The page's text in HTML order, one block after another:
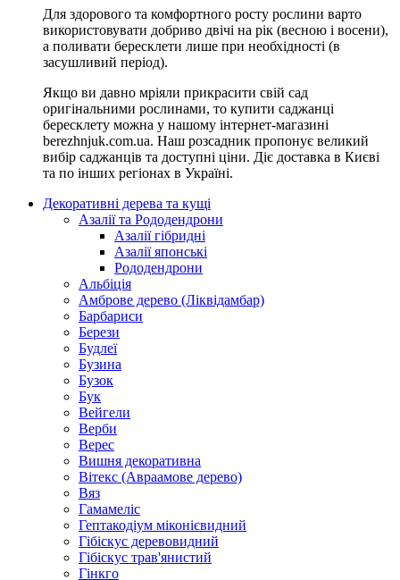
Для здорового та комфортного росту рослини варто
використовувати добриво двічі на рік (весною і восени),
а поливати бересклети лише при необхідності (в
засушливий період).
Якщо ви давно мріяли прикрасити свій сад
оригінальними рослинами, то купити саджанці
бересклету можна у нашому інтернет-магазині
berezhnjuk.com.ua. Наш розсадник пропонує великий
вибір саджанців та доступні ціни. Діє доставка в Києві
та по інших регіонах в Україні.
Декоративні дерева та кущі
Азалії та Рододендрони
Азалії гібридні
Азалії японські
Рододендрони
Альбіція
Амброве дерево (Ліквідамбар)
Барбариси
Берези
Будлеї
Бузина
Бузок
Бук
Вейгели
Верби
Верес
Вишня декоративна
Вітекс (Авраамове дерево)
Вяз
Гамамеліс
Гептакодіум міконієвидний
Гібіскус деревовидний
Гібіскус трав'янистий
Гінкго